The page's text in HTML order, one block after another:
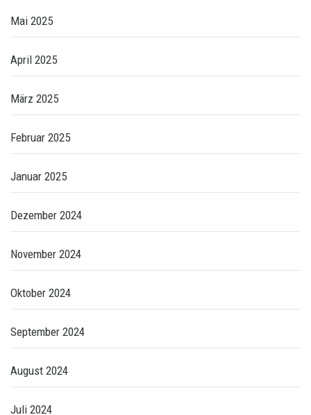
Mai 2025
April 2025
März 2025
Februar 2025
Januar 2025
Dezember 2024
November 2024
Oktober 2024
September 2024
August 2024
Juli 2024